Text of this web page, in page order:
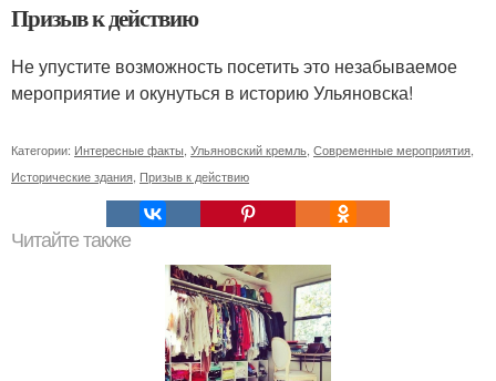
Призыв к действию
Не упустите возможность посетить это незабываемое
мероприятие и окунуться в историю Ульяновска!
Категории: Интересные факты Ульяновский кремль Современные мероприятия
Исторические здания Призыв к действию
Читайте также